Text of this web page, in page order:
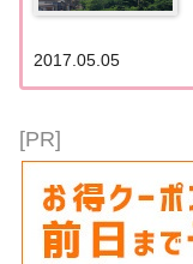
2017.05.05
[PR]